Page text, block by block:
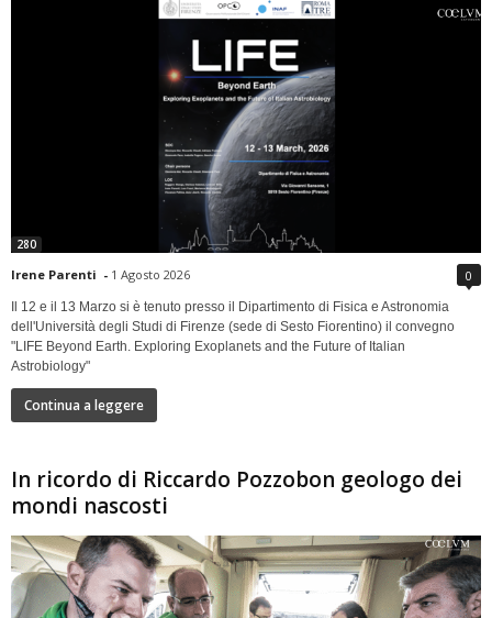
280
Irene Parenti - 1 Agosto 2026 0
Il 12 e il 13 Marzo si è tenuto presso il Dipartimento di Fisica e Astronomia
dell'Università degli Studi di Firenze (sede di Sesto Fiorentino) il convegno
"LIFE Beyond Earth. Exploring Exoplanets and the Future of Italian
Astrobiology"
Continua a leggere
In ricordo di Riccardo Pozzobon geologo dei
mondi nascosti